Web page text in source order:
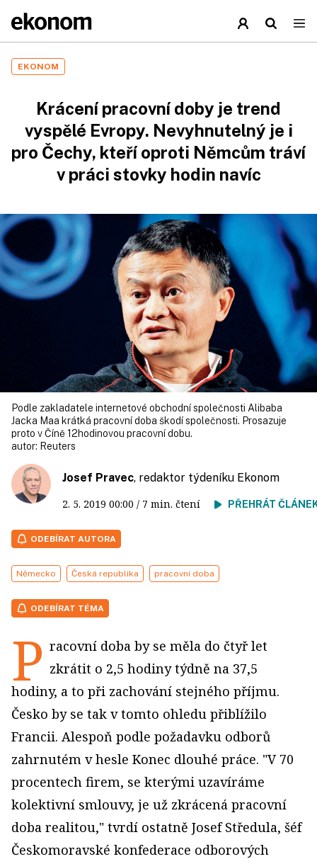
EKONOM
Krácení pracovní doby je trend
vyspělé Evropy. Nevyhnutelný je i
pro Čechy, kteří oproti Němcům tráví
v práci stovky hodin navíc
Podle zakladatele internetové obchodní společnosti Alibaba
Jacka Maa krátká pracovní doba škodí společnosti. Prosazuje
proto v Číně 12hodinovou pracovní dobu.
autor: Reuters
Josef Pravec, redaktor týdeníku Ekonom
2. 5. 2019 00:00 / 7 min. čtení PŘEHRÁT
ODEBÍRAT AUTORA
Německo Česká republika pracovní doba
ODEBÍRAT TÉMA
P racovní doba by se měla do čtyř let
zkrátit o 2,5 hodiny týdně na 37,5
hodiny, a to při zachování stejného příjmu.
Česko by se tak v tomto ohledu přiblížilo
Francii. Alespoň podle požadavku odborů
zahrnutém v hesle Konec dlouhé práce. "V 70
procentech firem, se kterými uzavíráme
kolektivní smlouvy, je už zkrácená pracovní
doba realitou," tvrdí ostatně Josef Středula, šéf
Českomoravské konfederace odborových